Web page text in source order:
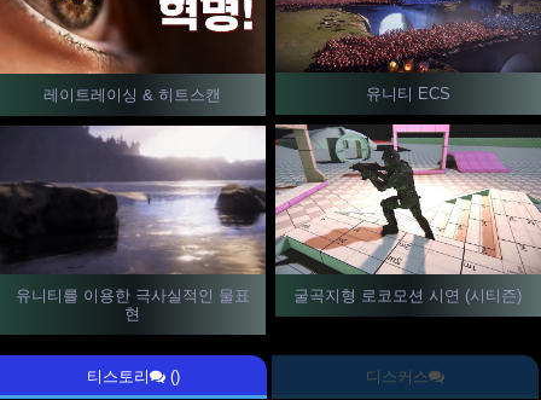
레이트레이싱 & 히트스캔 유니티 ECS
굴곡지형 로코모션 시연 (시티즌)
유니티를 이용한 극사실적인 물표
현
티스토리 () 디스커스